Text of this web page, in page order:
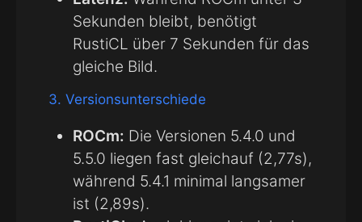
Sekunden bleibt, benötigt
RustiCL über 7 Sekunden für das
gleiche Bild.
3. Versionsunterschiede
ROCm: Die Versionen 5.4.0 und
5.5.0 liegen fast gleichauf (2,77s),
während 5.4.1 minimal langsamer
ist (2,89s).